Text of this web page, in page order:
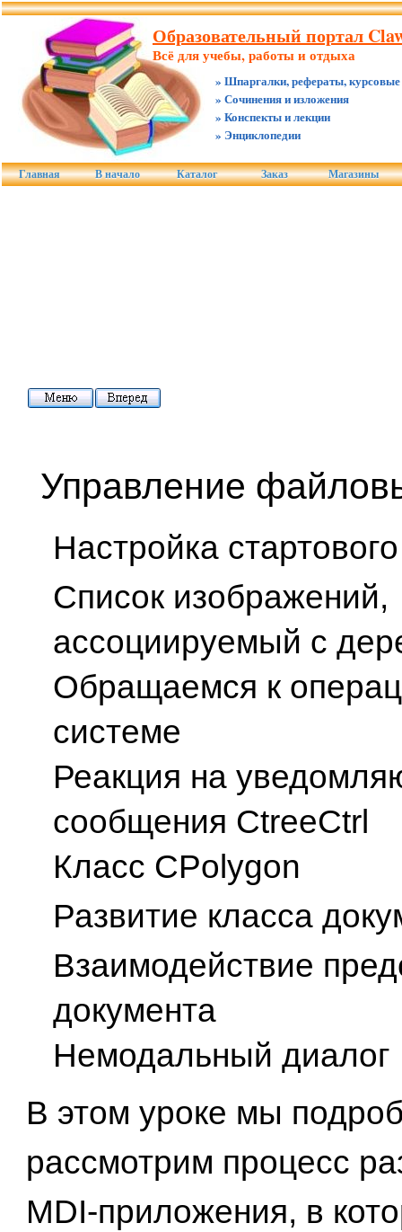
Образовательный портал
Всё для учебы, работы и отдыха
» Шпаргалки, рефераты, курсовые
» Сочинения и изложения
» Конспекты и лекции
» Энциклопедии
Главная В начало Каталог Заказ Магазины
Управление
Настройка
Список изображений,
ассоциируемый с
Обращаемся к
системе
Реакция на
сообщения CtreeCtrl
Класс CPolygon
Развитие класса
Взаимодействие
документа
Немодальный диалог
В этом уроке мы
рассмотрим процесс
MDI-приложения, в